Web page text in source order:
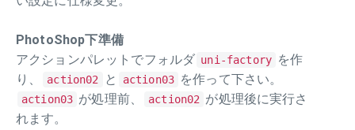
PhotoShop下準備
アクションパレットでフォルダ uni-factory を作
り、
action02 と action03 を作って下さい。
action03 が処理前、 action02 が処理後に実行さ
れます。